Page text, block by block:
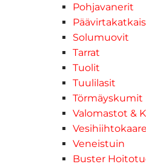
Pohjavanerit
Solumuovit
Tarrat
Tuolit
Tuulilasit
Törmäyskumit
Valomastot &
Veneistuin
Buster